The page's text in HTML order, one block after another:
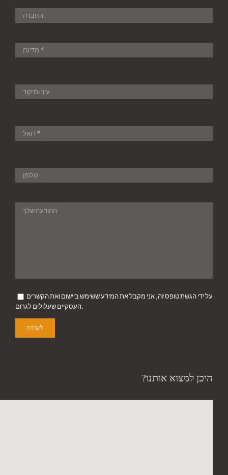
על ידי הגשת טופס זה, אני מקבל את המידע ששימש ביישום ואת הקשרים
העסקיים שעלולים לגרום.
היכן למצוא אותנו?